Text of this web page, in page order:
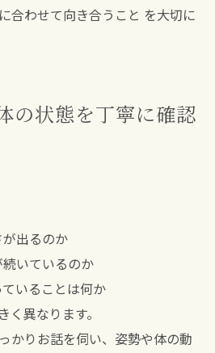
合わせて向き合うこと を大切に
の状態を丁寧に確認
出るのか
いているのか
いることは何か
く異なります。
かりお話を伺い、姿勢や体の動